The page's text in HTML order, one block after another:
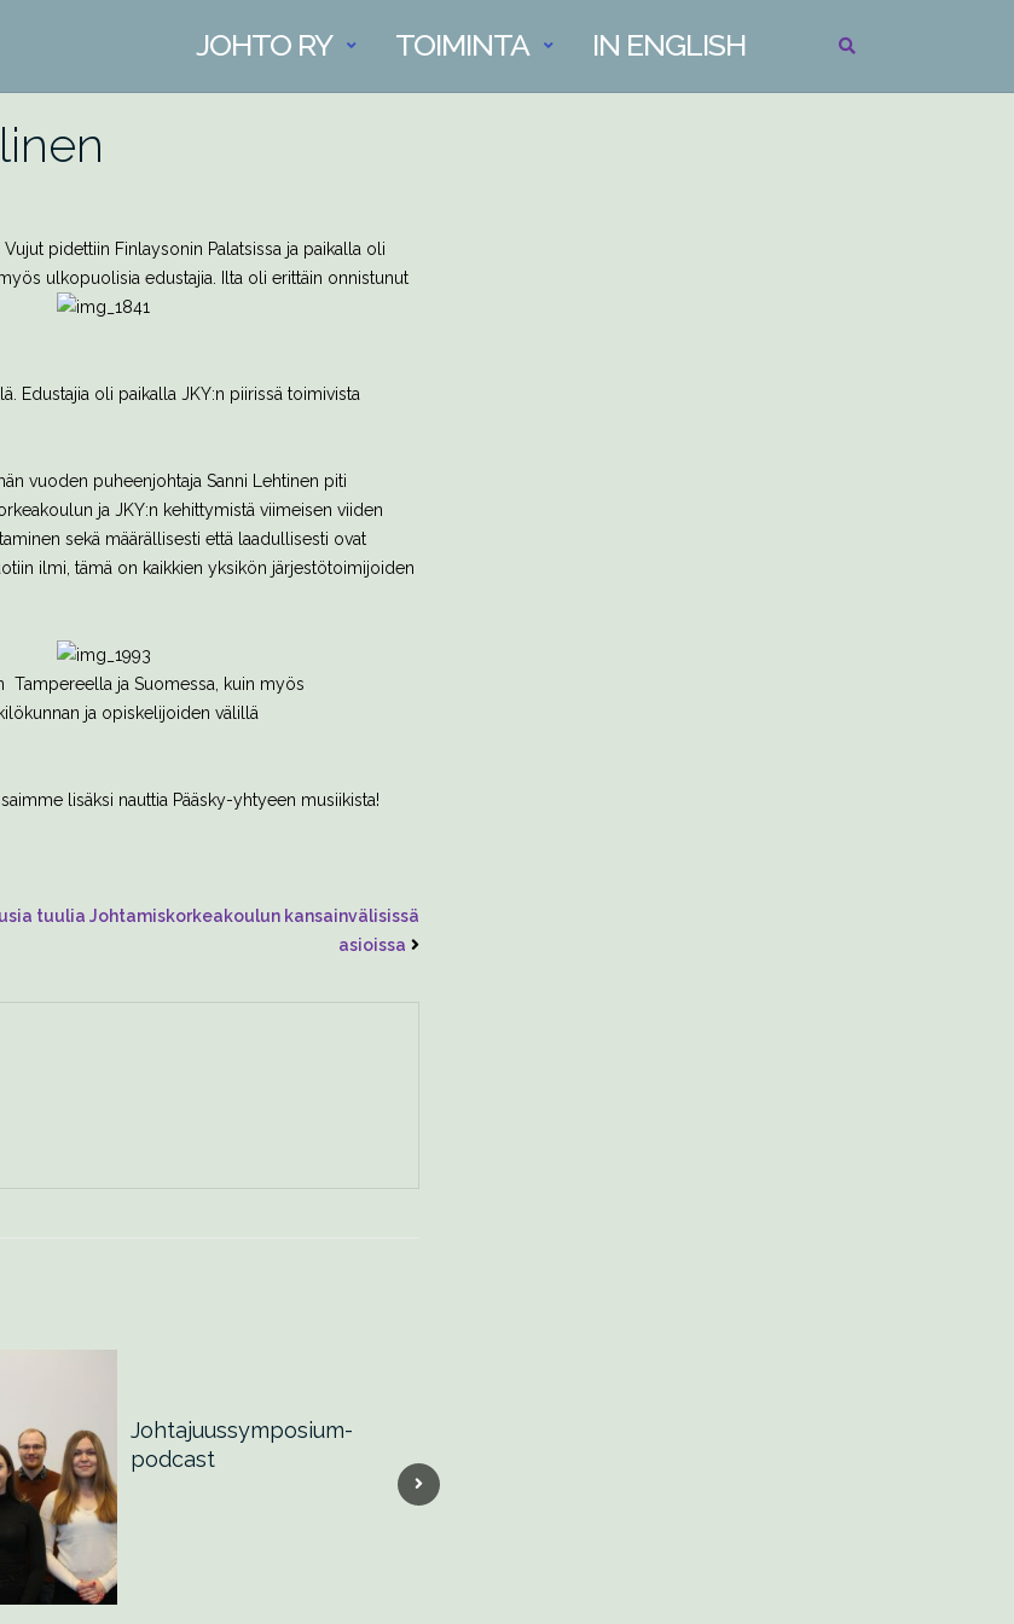
JOHTO RY TOIMINTA IN ENGLISH
pidettiin Finlaysonin Palatsissa ja paikalla oli
ulkopuolisia edustajia. Ilta oli erittäin onnistunut
Edustajia oli paikalla JKY:n piirissä toimivista
vuoden puheenjohtaja Sanni Lehtinen piti
ja JKY:n kehittymistä viimeisen viiden
sekä määrällisesti että laadullisesti ovat
ilmi, tämä on kaikkien yksikön järjestötoimijoiden
Tampereella ja Suomessa, kuin myös
ja opiskelijoiden välillä
saimme lisäksi nauttia Pääsky-yhtyeen musiikista!
tuulia Johtamiskorkeakoulun kansainvälisissä
asioissa
Johtajuussymposium-
podcast
9.9.2020 verkossa!